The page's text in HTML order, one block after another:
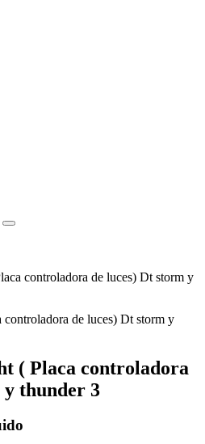
controladora de luces) Dt storm y
( Placa controladora
y thunder 3